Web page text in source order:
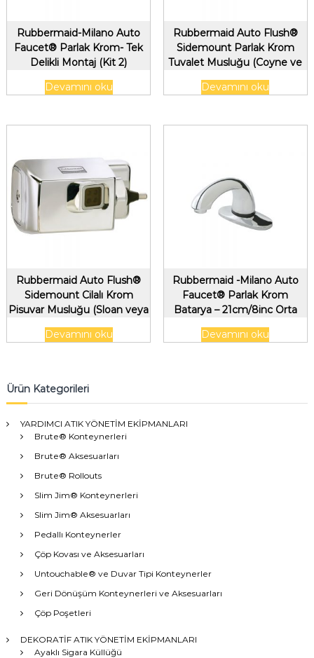
Rubbermaid-Milano Auto
Faucet® Parlak Krom- Tek
Delikli Montaj (Kit 2)
Devamını oku
Rubbermaid Auto Flush®
Sidemount Parlak Krom
Tuvalet Musluğu (Coyne ve
Delany Flushboy Vanalarına
uyar)
Devamını oku
Rubbermaid Auto Flush®
Sidemount Cilalı Krom
Pisuvar Musluğu (Sloan veya
Zurn Flush Vanalara uyar)
Devamını oku
Rubbermaid -Milano Auto
Faucet® Parlak Krom
Batarya – 21cm/8inc Orta
Takım, Kit 3
Devamını oku
Ürün Kategorileri
YARDIMCI ATIK YÖNETİM EKİPMANLARI
Brute® Konteynerleri
Brute® Aksesuarları
Brute® Rollouts
Slim Jim® Konteynerleri
Slim Jim® Aksesuarları
Pedallı Konteynerler
Çöp Kovası ve Aksesuarları
Untouchable® ve Duvar Tipi Konteynerler
Geri Dönüşüm Konteynerleri ve Aksesuarları
Çöp Poşetleri
DEKORATİF ATIK YÖNETİM EKİPMANLARI
Ayaklı Sigara Küllüğü